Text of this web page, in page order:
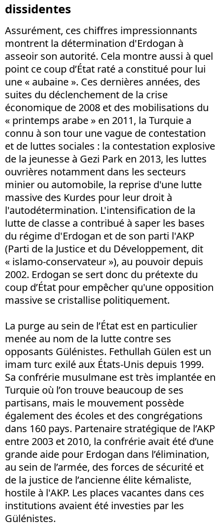
dissidentes
Assurément, ces chiffres impressionnants
montrent la détermination d'Erdogan à
asseoir son autorité. Cela montre aussi à quel
point ce coup d’État raté a constitué pour lui
une « aubaine ». Ces dernières années, des
suites du déclenchement de la crise
économique de 2008 et des mobilisations du
« printemps arabe » en 2011, la Turquie a
connu à son tour une vague de contestation
et de luttes sociales : la contestation explosive
de la jeunesse à Gezi Park en 2013, les luttes
ouvrières notamment dans les secteurs
minier ou automobile, la reprise d'une lutte
massive des Kurdes pour leur droit à
l'autodétermination. L'intensification de la
lutte de classe a contribué à saper les bases
du régime d'Erdogan et de son parti l'AKP
(Parti de la Justice et du Développement, dit
« islamo-conservateur »), au pouvoir depuis
2002. Erdogan se sert donc du prétexte du
coup d’État pour empêcher qu'une opposition
massive se cristallise politiquement.
La purge au sein de l’État est en particulier
menée au nom de la lutte contre ses
opposants Gülénistes. Fethullah Gülen est un
imam turc exilé aux États-Unis depuis 1999.
Sa confrérie musulmane est très implantée en
Turquie où l’on trouve beaucoup de ses
partisans, mais le mouvement possède
également des écoles et des congrégations
dans 160 pays. Partenaire stratégique de l’AKP
entre 2003 et 2010, la confrérie avait été d’une
grande aide pour Erdogan dans l’élimination,
au sein de l’armée, des forces de sécurité et
de la justice de l’ancienne élite kémaliste,
hostile à l'AKP. Les places vacantes dans ces
institutions avaient été investies par les
Gülénistes.